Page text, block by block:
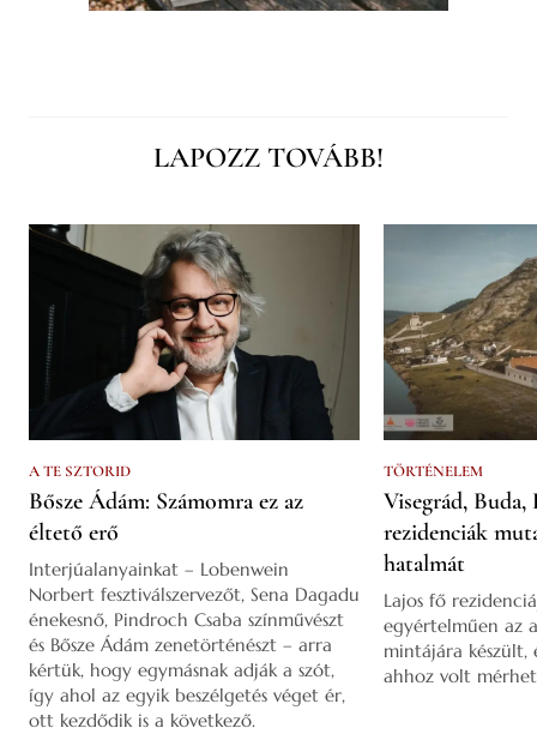
LAPOZZ TOVÁBB!
A TE SZTORID
Bősze Ádám: Számomra ez az
éltető erő
Interjúalanyainkat – Lobenwein
Norbert fesztiválszervezőt, Sena Dagadu
énekesnő, Pindroch Csaba színművészt
és Bősze Ádám zenetörténészt – arra
kértük, hogy egymásnak adják a szót,
így ahol az egyik beszélgetés véget ér,
ott kezdődik is a következő.
TÖRTÉNELEM
Visegrád,
rezidenciák
hatalmát
Lajos fő
egyértelműen az
mintájára készült,
ahhoz volt